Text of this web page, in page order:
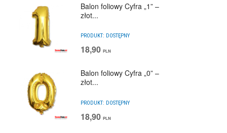
Balon foliowy Cyfra „1” –
złot...
PRODUKT: DOSTĘPNY
18,90 PLN
Balon foliowy Cyfra „0” –
złot...
PRODUKT: DOSTĘPNY
18,90 PLN